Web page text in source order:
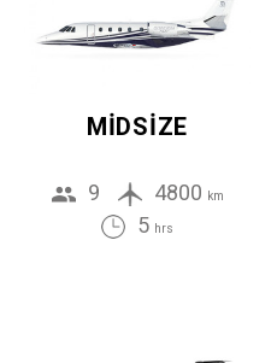
MIDSIZE
9 4800 km
5 hrs